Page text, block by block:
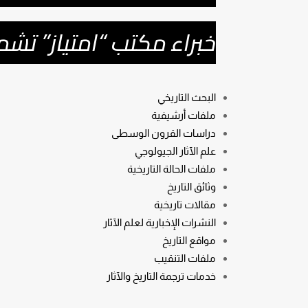
خبراء مكتب “امتياز”
البحث التاريخي
ملفات أرشيفية
دراسات القرون الوسطى
علم الآثار الجيولوجي
ملفات الحالة التاريخية
وثائق التاريخ
مقالات تاريخية
النشرات الإخبارية لعلم الآثار
مواقع التاريخ
ملفات التنقيب
خدمات ترجمة التاريخ والآثار